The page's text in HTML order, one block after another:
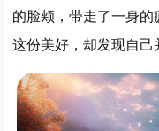
的脸颊，带走了一身
这份美好，却发现自己